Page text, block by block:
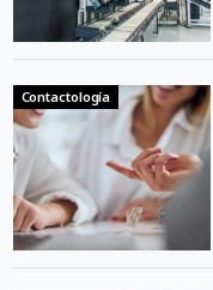
Contactología